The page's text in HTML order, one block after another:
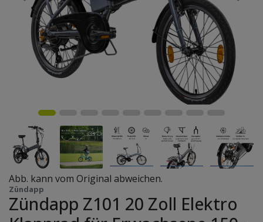
Abb. kann vom Original abweichen.
Zündapp
Zündapp Z101 20 Zoll Elektro